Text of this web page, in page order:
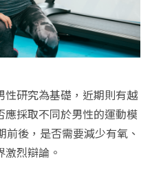
研究為基礎，近期則有越
採取不同於男性的運動模
後，是否需要減少有氧、
烈辯論。